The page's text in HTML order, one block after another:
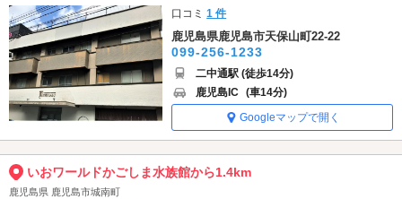
口コミ1 件
鹿児島県鹿児島市天保山町22-22
099-256-1233
二中通駅 (徒歩14分)
鹿児島IC (車14分)
Googleマップで開く
いおワールドかごしま水族館から1.4km
鹿児島県 鹿児島市城南町